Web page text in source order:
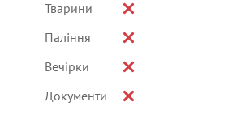
Тварини
Паління
Вечірки
Документи